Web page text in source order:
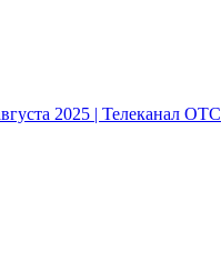
2025 | Телеканал ОТС